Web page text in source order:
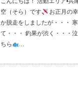
空（そら）です
お正月の
か脱走をしましたが・・・
て・・・ 釣果が渋く・・・
ちら
…